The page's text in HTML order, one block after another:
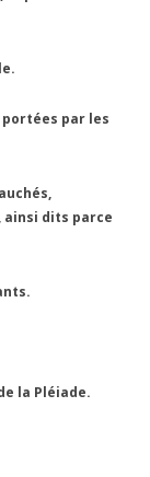
par les
ainsi dits parce
la Pléiade.